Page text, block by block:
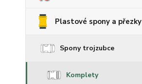
Plastové spony a přezky
Spony trojzubce
Komplety